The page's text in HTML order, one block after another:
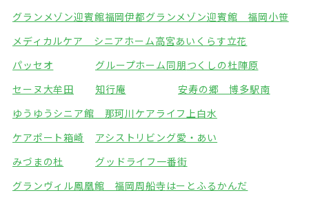
グランメゾン迎賓館福岡伊都グランメゾン迎賓館 福岡小笹
メディカルケア シニアホーム高宮あいくらす立花
パッセオ
グループホーム同朋つくしの杜陣原
セーヌ大牟田
知行庵
安寿の郷 博多駅南
ゆうゆうシニア館 那珂川 ケアライフ上白水
ケアポート箱崎
アシストリビング愛・あい
みづまの杜
グッドライフ一番街
グランヴィル鳳凰館 福岡周船寺はーとふるかんだ